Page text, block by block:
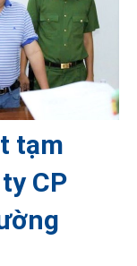
tạm
CP